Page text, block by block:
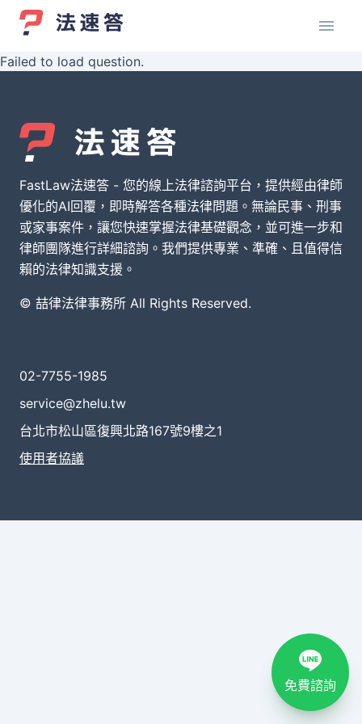
Failed to load question.
FastLaw法速答 - 您的線上法律諮詢平台，提供經由律師
優化的AI回覆，即時解答各種法律問題。無論民事、刑事
或家事案件，讓您快速掌握法律基礎觀念，並可進一步和
律師團隊進行詳細諮詢。我們提供專業、準確、且值得信
賴的法律知識支援。
© 喆律法律事務所 All Rights Reserved.
02-7755-1985
service@zhelu.tw
台北市松山區復興北路167號9樓之1
使用者協議
免費諮詢